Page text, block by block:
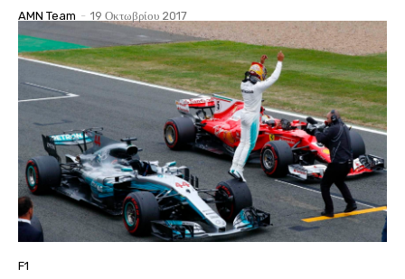
AMN Team - 19 Οκτωβρίου 2017
F1